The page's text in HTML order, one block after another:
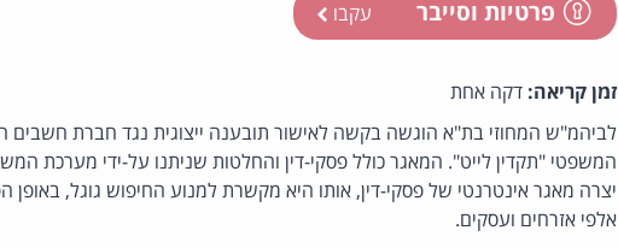
פרטיות וסייבר עקבו
זמן קריאה: דקה אחת
לביהמ"ש המחוזי בת"א הוגשה בקשה לאישור תובענה ייצוגית נגד חברת
המשפטי "תקדין לייט". המאגר כולל פסקי-דין והחלטות שניתנו על-ידי מערכת
יצרה מאגר אינטרנטי של פסקי-דין, אותו היא מקשרת למנוע החיפוש גוגל,
אלפי אזרחים ועסקים.